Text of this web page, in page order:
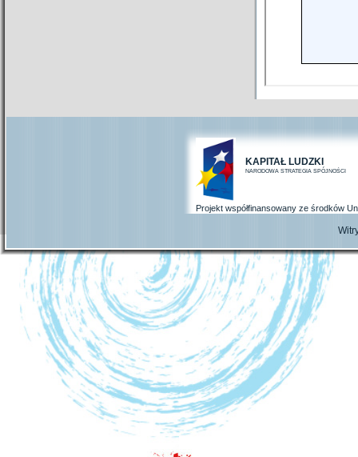
KAPITAŁ LUDZKI
NARODOWA STRATEGIA SPÓJNOŚCI
Projekt współfinansowany ze środków